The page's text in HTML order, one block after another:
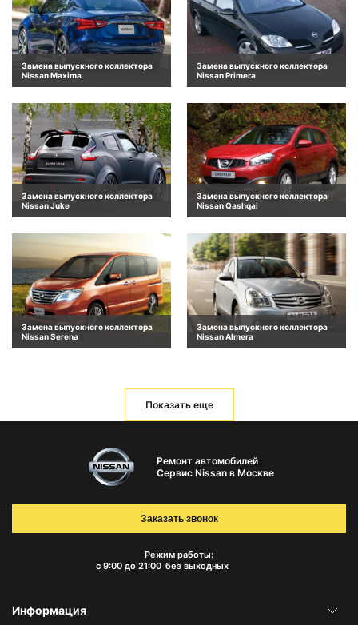
Замена выпускного коллектора
Nissan Maxima
Замена выпускного коллектора
Nissan Primera
Замена выпускного коллектора
Nissan Juke
Замена выпускного коллектора
Nissan Qashqai
Замена выпускного коллектора
Nissan Serena
Замена выпускного коллектора
Nissan Almera
Показать еще
Ремонт автомобилей
Сервис Nissan в Москве
Режим работы:
с 9:00 до 21:00 без выходных
Заказать звонок
Информация